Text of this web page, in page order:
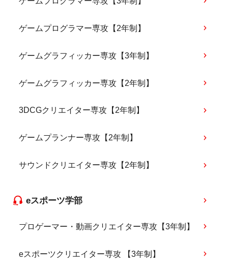
ゲームプログラマー専攻【2年制】
ゲームグラフィッカー専攻【3年制】
ゲームグラフィッカー専攻【2年制】
3DCGクリエイター専攻【2年制】
ゲームプランナー専攻【2年制】
サウンドクリエイター専攻【2年制】
eスポーツ学部
プロゲーマー・動画クリエイター専攻【3年制】
eスポーツクリエイター専攻 【3年制】